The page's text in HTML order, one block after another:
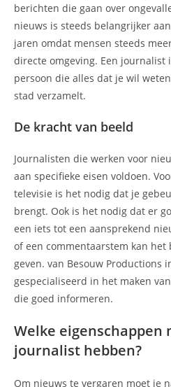
berichten die gaan over
nieuws is steeds belangrijker
jaren omdat mensen steeds
directe omgeving. Een journalist
persoon die alles dat je wil
stad verzamelt.
De kracht van beeld
Journalisten die werken voor
aan specifieke eisen voldoen.
televisie is het nodig dat je
brengt. Ook is het nodig dat er
een iets tot een aansprekend
of een commentaarstem kan
geven. van Besouw Productions
gespecialiseerd in het maken
die goed informeren.
Welke eigenschappen
journalist hebben?
Om nieuws te vergaren moet je